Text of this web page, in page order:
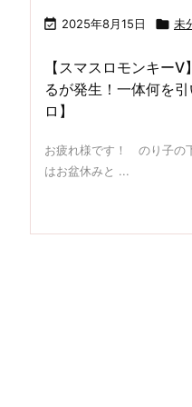
 2025年8月15日  未
【スマスロモンキー
るが発生！一体何を
ロ】
お疲れ様です！ のり子の
はお盆休みと ...